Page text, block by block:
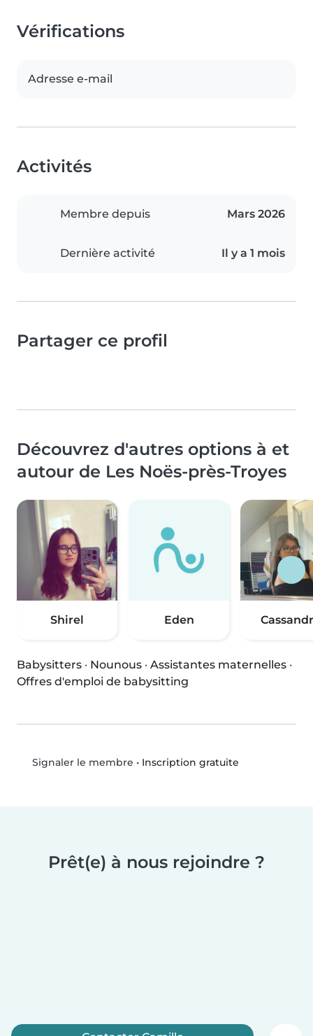
Vérifications
Adresse e-mail
Activités
Membre depuis Mars 2026
Dernière activité Il y a 1 mois
Partager ce profil
Découvrez d'autres options à et
autour de Les Noës-près-Troyes
Shirel Eden
Babysitters · Nounous · Assistantes maternelles ·
Offres d'emploi de babysitting
Signaler le membre • Inscription gratuite
Prêt(e) à nous rejoindre ?